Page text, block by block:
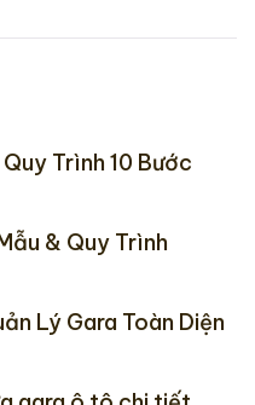
Trình 10 Bước
& Quy Trình
Lý Gara Toàn Diện